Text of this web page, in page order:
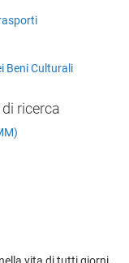
Beni Culturali
ricerca